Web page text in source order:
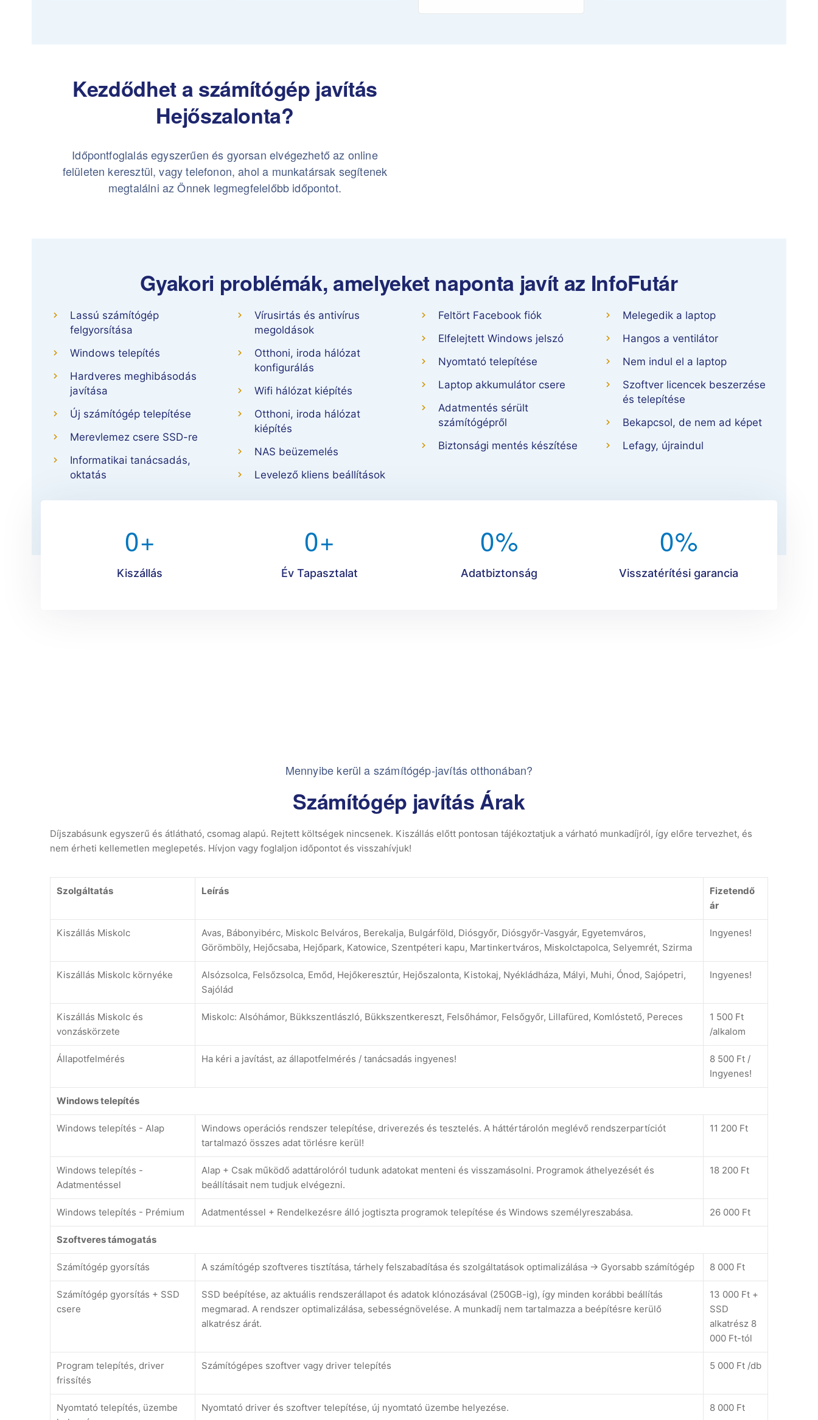
Kezdődhet a számítógép javítás
Hejőszalonta?
Időpontfoglalás egyszerűen és gyorsan elvégezhető az online
felületen keresztül, vagy telefonon, ahol a munkatársak segítenek
megtalálni az Önnek legmegfelelőbb időpontot.
Gyakori problémák, amelyeket naponta javít az InfoFutár
Lassú számítógép
felgyorsítása
Windows telepítés
Hardveres meghibásodás
javítása
Új számítógép telepítése
Merevlemez csere SSD-re
Informatikai tanácsadás,
oktatás
Vírusirtás és antivírus
megoldások
Otthoni, iroda hálózat
konfigurálás
Wifi hálózat kiépítés
Otthoni, iroda hálózat
kiépítés
NAS beüzemelés
Levelező kliens beállítások
Feltört Facebook fiók
Elfelejtett Windows jelszó
Nyomtató telepítése
Laptop akkumulátor csere
Adatmentés sérült
számítógépről
Biztonsági mentés készítése
Melegedik a laptop
Hangos a ventilátor
Nem indul el a laptop
Szoftver licencek beszerzése
és telepítése
Bekapcsol, de nem ad képet
Lefagy, újraindul
0+
Kiszállás
0+
Év Tapasztalat
0%
Adatbiztonság
0%
Visszatérítési garancia
Mennyibe kerül a számítógép-javítás otthonában?
Számítógép javítás Árak
Díjszabásunk egyszerű és átlátható, csomag alapú. Rejtett költségek nincsenek. Kiszállás előtt pontosan tájékoztatjuk a várható munkadíjról, így előre tervezhet, és
nem érheti kellemetlen meglepetés. Hívjon vagy foglaljon időpontot és visszahívjuk!
Szolgáltatás Leírás
Fizetendő
ár
Kiszállás Miskolc
Avas, Bábonyibérc, Miskolc Belváros, Berekalja, Bulgárföld, Diósgyőr, Diósgyőr-Vasgyár, Egyetemváros,
Görömböly, Hejőcsaba, Hejőpark, Katowice, Szentpéteri kapu, Martinkertváros, Miskolctapolca, Selyemrét, Szirma
Ingyenes!
Kiszállás Miskolc környéke
Alsózsolca, Felsőzsolca, Emőd, Hejőkeresztúr, Hejőszalonta, Kistokaj, Nyékládháza, Mályi, Muhi, Ónod, Sajópetri,
Sajólád
Ingyenes!
Kiszállás Miskolc és
vonzáskörzete
Miskolc: Alsóhámor, Bükkszentlászló, Bükkszentkereszt, Felsőhámor, Felsőgyőr, Lillafüred, Komlóstető, Pereces
1 500 Ft
/alkalom
Állapotfelmérés Ha kéri a javítást, az állapotfelmérés / tanácsadás ingyenes!
8 500 Ft /
Ingyenes!
Windows telepítés
Windows telepítés - Alap
Windows operációs rendszer telepítése, driverezés és tesztelés. A háttértárolón meglévő rendszerpartíciót
tartalmazó összes adat törlésre kerül!
11 200 Ft
Windows telepítés -
Adatmentéssel
Alap + Csak működő adattárolóról tudunk adatokat menteni és visszamásolni. Programok áthelyezését és
beállításait nem tudjuk elvégezni.
18 200 Ft
Windows telepítés - Prémium Adatmentéssel + Rendelkezésre álló jogtiszta programok telepítése és Windows személyreszabása. 26 000 Ft
Szoftveres támogatás
Számítógép gyorsítás A számítógép szoftveres tisztítása, tárhely felszabadítása és szolgáltatások optimalizálása -> Gyorsabb számítógép 8 000 Ft
Számítógép gyorsítás + SSD
csere
SSD beépítése, az aktuális rendszerállapot és adatok klónozásával (250GB-ig), így minden korábbi beállítás
megmarad. A rendszer optimalizálása, sebességnövelése. A munkadíj nem tartalmazza a beépítésre kerülő
alkatrész árát.
13 000 Ft +
SSD
alkatrész 8
000 Ft-tól
Program telepítés, driver
frissítés
Számítógépes szoftver vagy driver telepítés 5 000 Ft /db
Nyomtató telepítés, üzembe
Nyomtató driver és szoftver telepítése, új nyomtató üzembe helyezése. 8 000 Ft